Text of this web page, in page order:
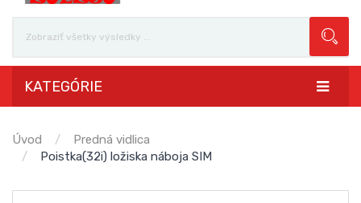
KATEGÓRIE
Úvod
Predná vidlica
Poistka(32i) ložiska náboja SIM